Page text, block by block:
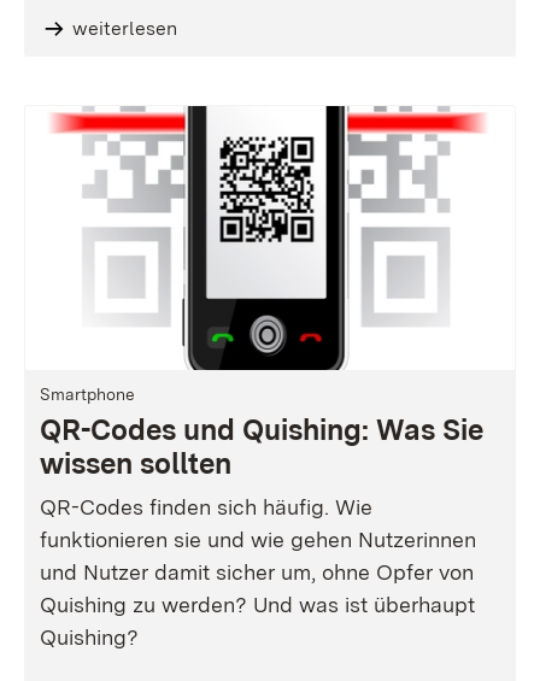
weiterlesen
Smartphone
QR-Codes und Quishing: Was Sie
wissen sollten
QR-Codes finden sich häufig. Wie
funktionieren sie und wie gehen Nutzerinnen
und Nutzer damit sicher um, ohne Opfer von
Quishing zu werden? Und was ist überhaupt
Quishing?